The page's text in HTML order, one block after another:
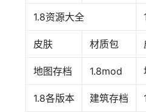
1.8资源大全
皮肤 材质包
地图存档 1.8mod
1.8各版本 建筑存档